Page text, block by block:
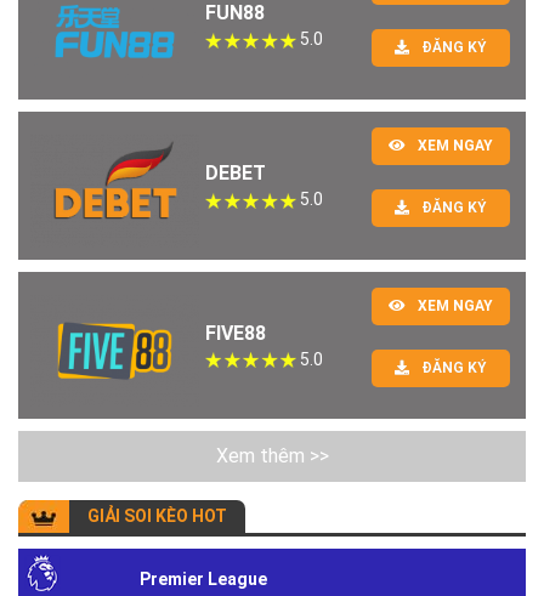
FUN88
5.0 ĐĂNG KÝ
DEBET
5.0
XEM NGAY
ĐĂNG KÝ
FIVE88
5.0
XEM NGAY
ĐĂNG KÝ
Xem thêm >>
GIẢI SOI KÈO HOT
Premier League